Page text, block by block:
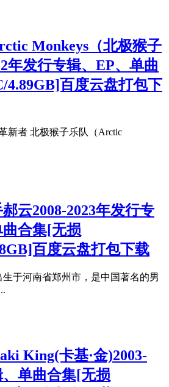
Monkeys（北极猴子
年发行专辑、EP、单曲
4.89GB]百度云盘打包下
新者 北极猴子乐队（Arctic
云2008-2023年发行专
合集[无损
百度云盘打包下载
生于河南省郑州市，是中国著名的男
King(卡基·金)2003-
单曲合集[无损